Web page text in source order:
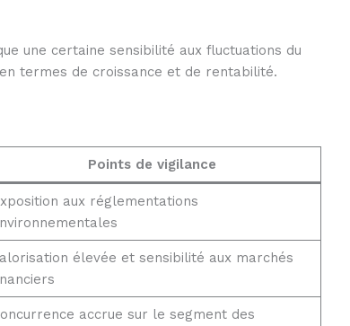
une certaine sensibilité aux fluctuations du
termes de croissance et de rentabilité.
Points de vigilance
aux réglementations
élevée et sensibilité aux marchés
accrue sur le segment des